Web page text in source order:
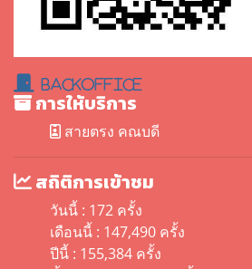
BackOffice
การให้บริการ
สายตรง คณบดี
สถิติการเข้าชม
วันนี้ : 172 ครั้ง
เดือนนี้ : 147,490 ครั้ง
ปีนี้ : 155,384 ครั้ง